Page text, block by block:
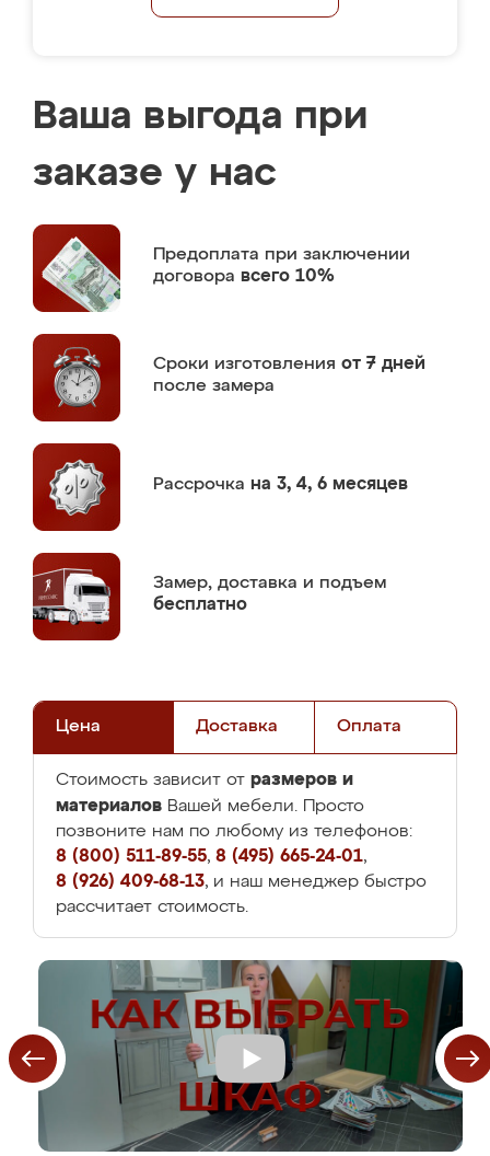
Ваша выгода при
заказе у нас
Предоплата при заключении
договора всего 10%
Сроки изготовления от 7 дней
после замера
Рассрочка на 3, 4, 6 месяцев
Замер, доставка и подъем
бесплатно
Цена Доставка Оплата
Стоимость зависит от размеров и
материалов Вашей мебели. Просто
позвоните нам по любому из телефонов:
8 (800) 511-89-55, 8 (495) 665-24-01,
8 (926) 409-68-13, и наш менеджер быстро
рассчитает стоимость.